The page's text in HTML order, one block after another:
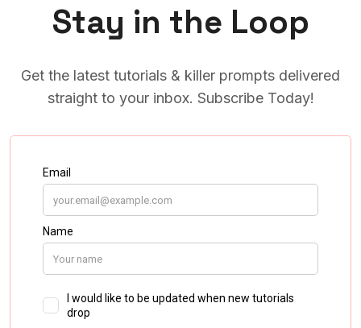
Stay in the Loop
Get the latest tutorials & killer prompts delivered
straight to your inbox. Subscribe Today!